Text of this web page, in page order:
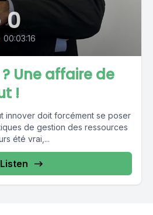
0
00:03:16
Une affaire de
!
innover doit forcément se poser
de gestion des ressources
été vrai,...
Listen